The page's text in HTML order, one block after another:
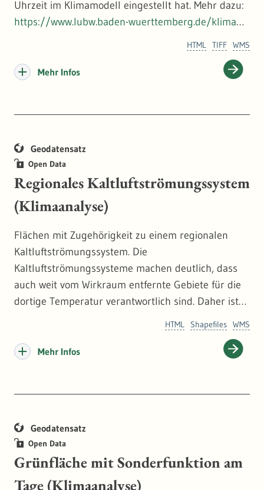
Uhrzeit im Klimamodell eingestellt hat. Mehr dazu:
https://www.lubw.baden-wuerttemberg.de/klimawa
WMS
TIFF
HTML
Mehr Infos
Geodatensatz
Open Data
Regionales Kaltluftströmungssystem
(Klimaanalyse)
Flächen mit Zugehörigkeit zu einem regionalen
Kaltluftströmungssystem. Die
Kaltluftströmungssysteme machen deutlich, dass
auch weit vom Wirkraum entfernte Gebiete für die
dortige Temperatur verantwortlich sind. Daher ist
auch in überregionalen Planungen von Bedeutung.
Die zugehörigen Flächen der
WMS
Shapefiles
HTML
Mehr Infos
Geodatensatz
Open Data
Grünfläche mit Sonderfunktion am
Tage (Klimaanalyse)